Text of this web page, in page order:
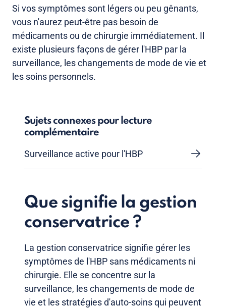
Si vos symptômes sont légers ou peu gênants,
vous n'aurez peut-être pas besoin de
médicaments ou de chirurgie immédiatement. Il
existe plusieurs façons de gérer l'HBP par la
surveillance, les changements de mode de vie et
les soins personnels.
Sujets connexes pour lecture
complémentaire
Surveillance active pour l'HBP
Que signifie la gestion
conservatrice ?
La gestion conservatrice signifie gérer les
symptômes de l'HBP sans médicaments ni
chirurgie. Elle se concentre sur la
surveillance, les changements de mode de
vie et les stratégies d'auto-soins qui peuvent